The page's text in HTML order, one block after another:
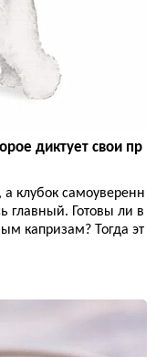
диктует свои пр
клубок самоуверенн
главный. Готовы ли в
капризам? Тогда эт